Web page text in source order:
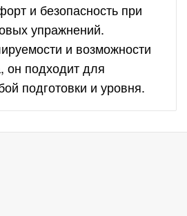
и безопасность при
упражнений.
и возможности
он подходит для
подготовки и уровня.